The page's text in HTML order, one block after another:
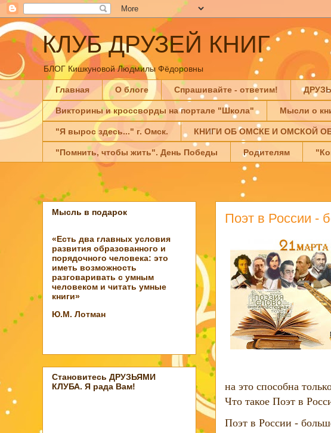
КЛУБ ДРУЗЕЙ КНИГ
БЛОГ Кишкуновой Людмилы Фёдоровны
Главная О блоге Спрашивайте - ответим!
Викторины и кроссворды на портале "Школа" Мысли о
"Я вырос здесь..." г. Омск. КНИГИ ОБ ОМСКЕ И ОМСКОЙ
"Помнить, чтобы жить". День Победы Родителям
Поэт в России -
на это способна
Что такое Поэт в
Поэт в России -
Мысль в подарок
«Есть два главных условия
развития образованного и
порядочного человека: это
иметь возможность
разговаривать с умным
человеком и читать умные
книги»
Ю.М. Лотман
Становитесь ДРУЗЬЯМИ
КЛУБА. Я рада Вам!